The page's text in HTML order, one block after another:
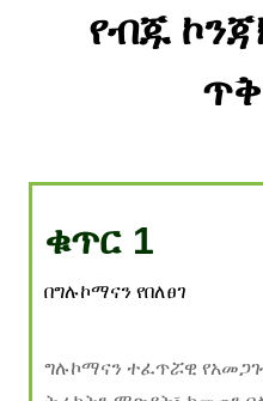
የብጁ
ቁጥር 1
በግሉኮማናን የበለፀገ
ግሉኮማናን ተፈጥሯዊ